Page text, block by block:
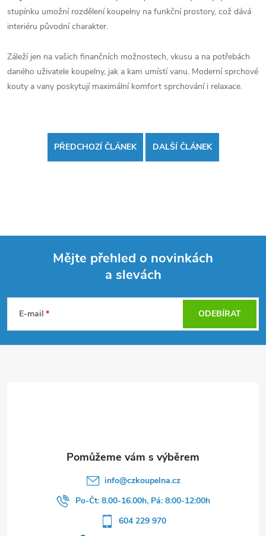
stupínku umožní rozdělení koupelny na funkční prostory, což dává
interiéru původní charakter.
Záleží jen na vašich finančních možnostech, vkusu a na potřebách
daného uživatele koupelny, jak a kam umístí vanu. Moderní sprchové
kouty a vany poskytují maximální komfort sprchování i relaxace.
PŘEDCHOZÍ ČLÁNEK DALŠÍ ČLÁNEK
p
Mějte přehled o novinkách
a slevách
E-mail ODEBÍRAT
info@czkoupelna.cz
Po-Čt: 8.00-16.00h, Pá: 8:00-12:00h
604 229 970